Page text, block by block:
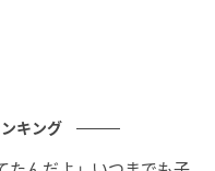
過ごせるようです。
キング